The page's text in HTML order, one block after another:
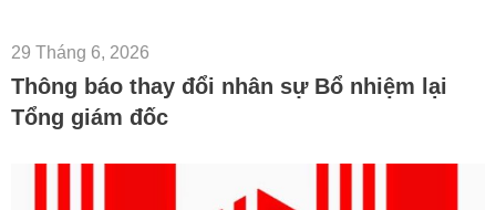
29 Tháng 6, 2026
Thông báo thay đổi nhân sự Bổ nhiệm lại
Tổng giám đốc